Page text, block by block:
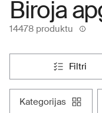
Biroja
14478 produktu
filtri
kategorijas